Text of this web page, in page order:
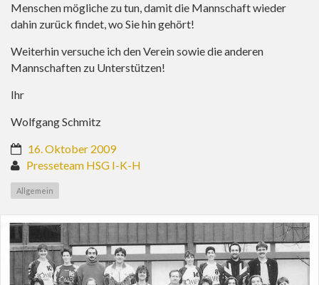
Menschen mögliche zu tun, damit die Mannschaft wieder
dahin zurück findet, wo Sie hin gehört!
Weiterhin versuche ich den Verein sowie die anderen
Mannschaften zu Unterstützen!
Ihr
Wolfgang Schmitz
16. Oktober 2009
Presseteam HSG I-K-H
Allgemein